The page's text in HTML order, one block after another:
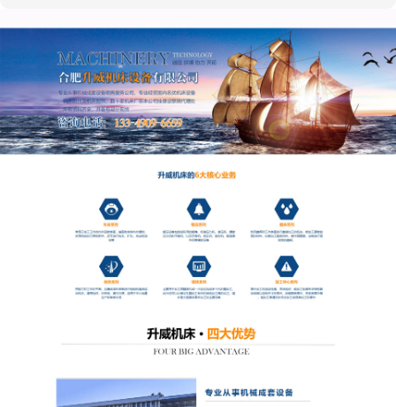
cw系列普通卧式车床
NL系列—数控卧式车床
gls-150 系列
cak系列数控车床
gls-2800 3300 系列
高效型立式加工中心——VM1370S
卧式加工中心-HE50D
高速型龙门加工中心-PM1230HA
高速直联龙门加工中心-PM2030L
动柱型立式加工中心-VM840T
五轴立式加工中心-VM450F
精密外圆磨床
伺服电动平面磨床
30系列平面磨床
高速外圆磨床
加长型平面磨床
50系列平面磨床
卧式四轴加工中心
三轴立式加工中心
细孔电火花加工机床—EDBV3
细孔电火花加工机床—EDBV8
高速钻攻机 tc640 (2)
af系列自动落地铣镗床
高速钻攻机 tc640
ah系列自动铣镗床
线轨加工中心 vl650
pbc系列数控刨台卧式铣镗床 (2)
EXPLORER 桥式三坐标测量机
针对大中型测量产品
GLOBAL-三坐标
GLOBAL GOLD—三坐标
EQ系列光纤激光打标机
CO₂-PCBA500D 双头激光打标机
G系列光纤激光切割机
HF系列高速光纤激光切割机
P6018D激光切管机
W系列热成型三维五轴激光切割机